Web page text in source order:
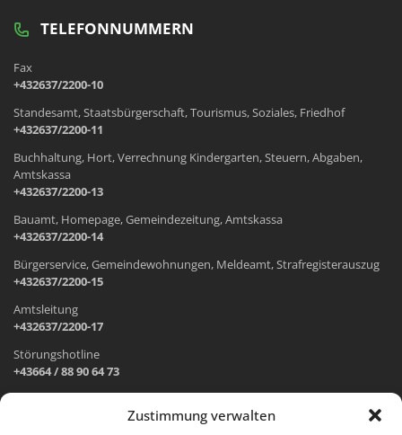
Zustimmung verwalten
TELEFONNUMMERN
Fax
+432637/2200-10
Standesamt, Staatsbürgerschaft, Tourismus, Soziales, Friedhof
+432637/2200-11
Buchhaltung, Hort, Verrechnung Kindergarten, Steuern, Abgaben,
Amtskassa
+432637/2200-13
Bauamt, Homepage, Gemeindezeitung, Amtskassa
+432637/2200-14
Bürgerservice, Gemeindewohnungen, Meldeamt, Strafregisterauszug
+432637/2200-15
Amtsleitung
+432637/2200-17
Störungshotline
+43664 / 88 90 64 73